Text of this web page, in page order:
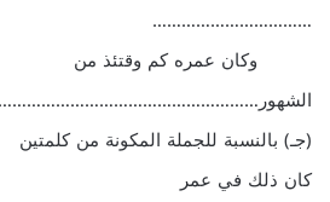
……………………………
وكان عمره كم وقتئذ من
(جـ) بالنسبة للجملة المكونة من كلمتين
كان ذلك في عمر